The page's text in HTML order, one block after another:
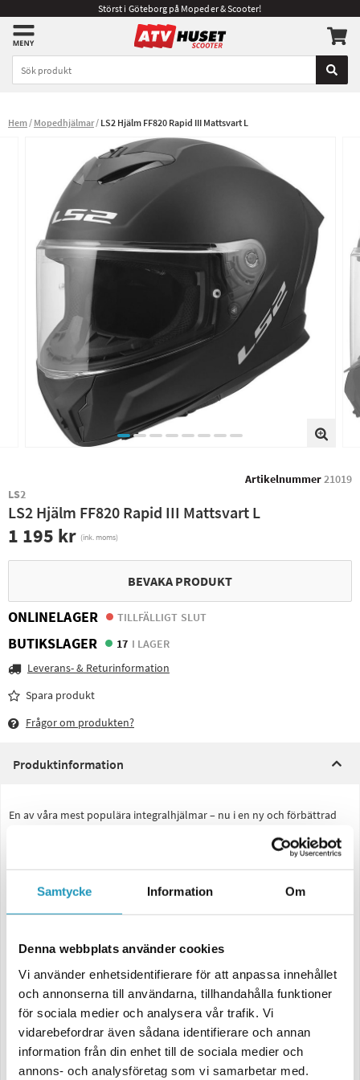
Samtycke Information Om
Denna webbplats använder cookies
Vi använder enhetsidentifierare för att anpassa innehållet
och annonserna till användarna, tillhandahålla funktioner
för sociala medier och analysera vår trafik. Vi
vidarebefordrar även sådana identifierare och annan
information från din enhet till de sociala medier och
annons- och analysföretag som vi samarbetar med.
Störst i Göteborg på Mopeder & Scooter!
Hem Mopedhjälmar LS2 Hjälm FF820 Rapid III Mattsvart L
Artikelnummer21019
LS2
LS2 Hjälm FF820 Rapid III Mattsvart L
1 195 kr (ink. moms)
BEVAKA PRODUKT
ONLINELAGER TILLFÄLLIGT SLUT
BUTIKSLAGER 17 I LAGER
Leverans- & Returinformation
Spara produkt
Frågor om produkten?
Produktinformation
En av våra mest populära integralhjälmar – nu i en ny och förbättrad
och passar lika bra för daglig pendling som för längre turer.
Smidig, lätt och mycket prisvärd. Med ett skal i LS2:s egenutvecklade
HPTT-kompositmaterial får du hög slitstyrka och pålitligt skydd utan
att offra komforten. Vikten på cirka 1 350 gram gör att hjälmen känns
nästan obefintlig även efter timmar i sadeln.
Finns i tre skalstorlekar (2XS–S, M–L samt XL–3XL) för optimal passform
och proportioner. Tillgänglig i snygg mattsvart och solid vit.
Data:
Skal i HPTT-komposit – lätt, starkt och hållbart
Reptåligt och UV-resistent klart visir med quick release-system
Förberett för Pinlock® 70 MaxVision™
Andningsdeflektorn håller visiret imfritt
Avtagbart, tvättbart och ventilerande komfortfoder – hypoallergent